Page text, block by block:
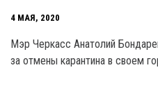
4 МАЯ, 2020
Мэр Черкасс Анатолий
за отмены карантина в своем